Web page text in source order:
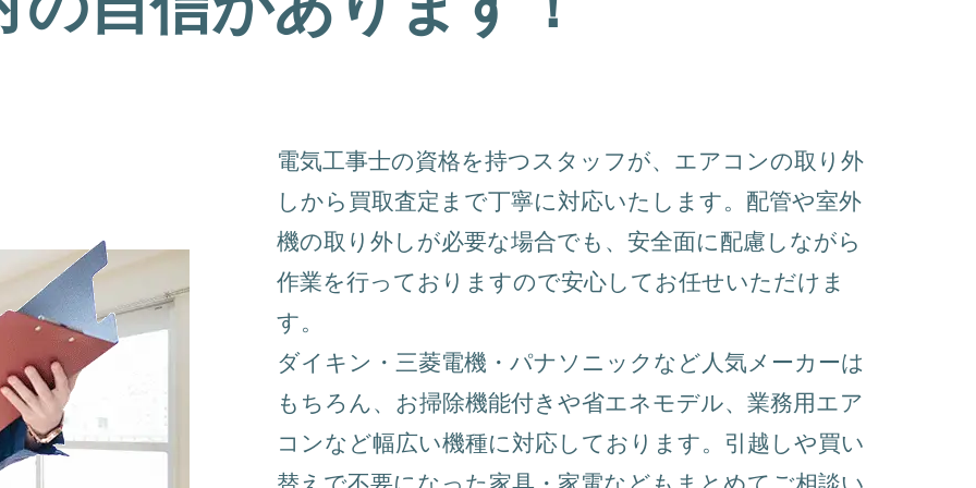
電気工事士の資格を持つスタッフが、エアコンの取り外
しから買取査定まで丁寧に対応いたします。配管や室外
機の取り外しが必要な場合でも、安全面に配慮しながら
作業を行っておりますので安心してお任せいただけま
す。
ダイキン・三菱電機・パナソニックなど人気メーカーは
もちろん、お掃除機能付きや省エネモデル、業務用エア
コンなど幅広い機種に対応しております。引越しや買い
替えで不要になった家具・家電などもまとめてご相談い